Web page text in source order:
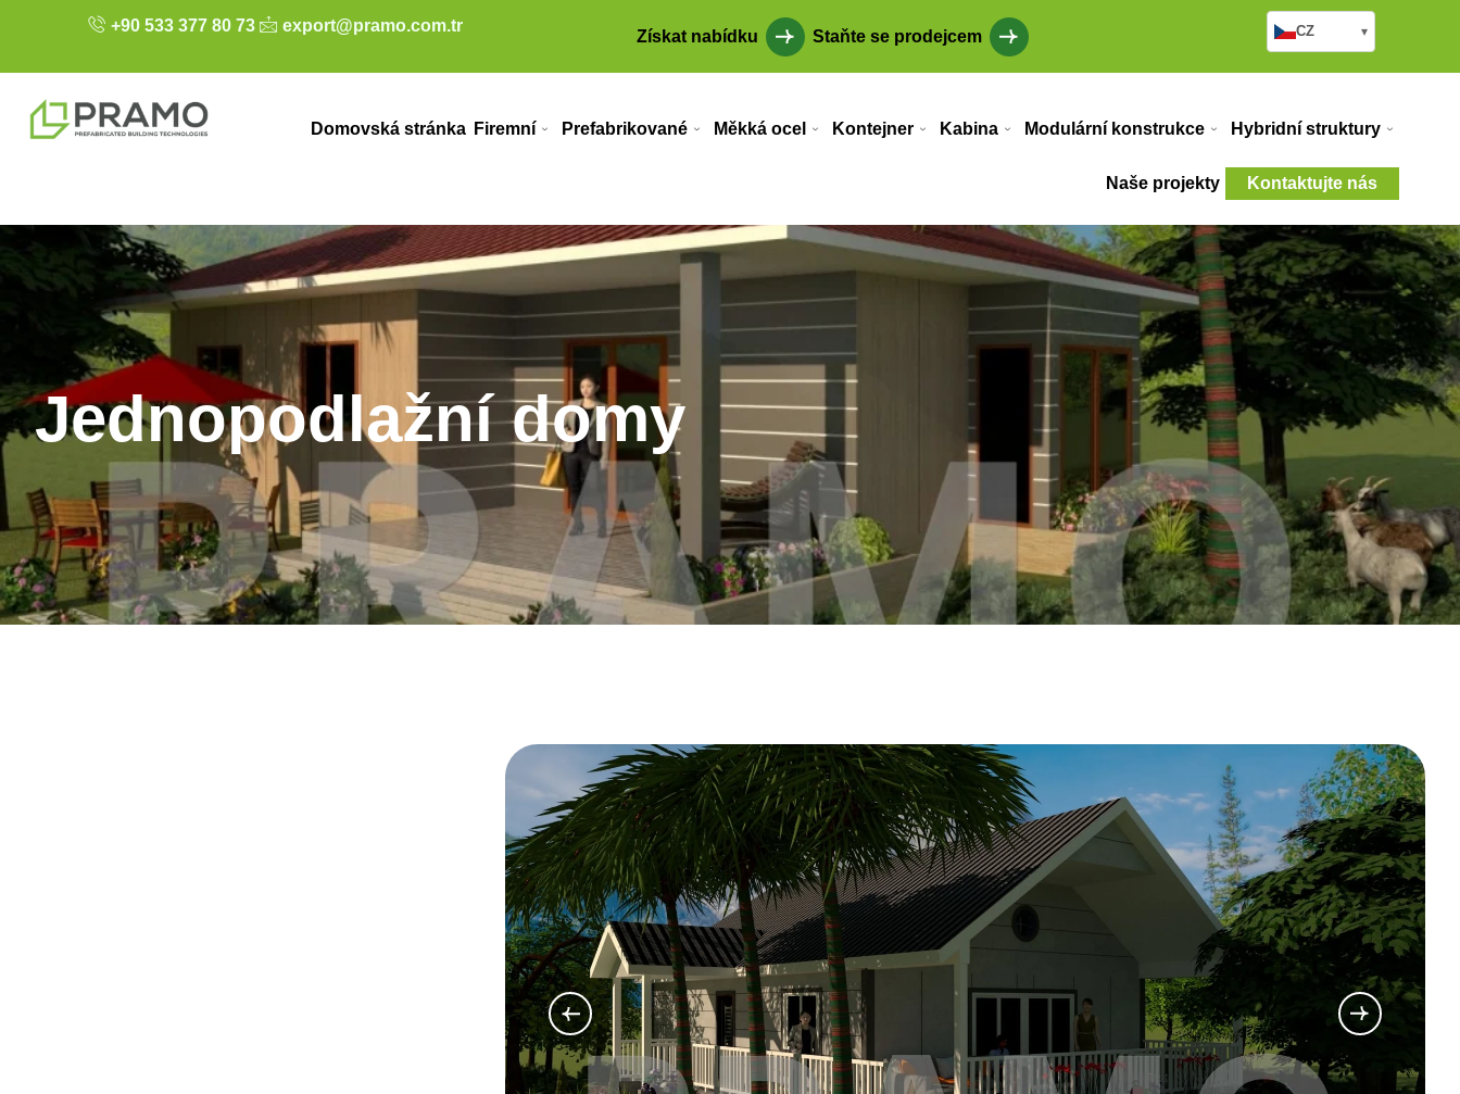
+90 533 377 80 73 export@pramo.com.tr
Získat nabídku Staňte se prodejcem CZ ▾
Domovská stránka Firemní Prefabrikované Měkká ocel Kontejner Kabina Modulární konstrukce Hybridní struktury
Naše projekty Kontaktujte nás
Jednopodlažní domy